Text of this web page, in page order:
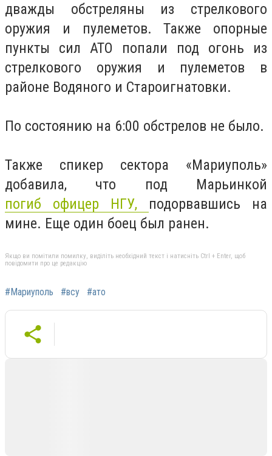
дважды обстреляны из стрелкового
оружия и пулеметов. Также опорные
пункты сил АТО попали под огонь из
стрелкового оружия и пулеметов в
районе Водяного и Староигнатовки.
По состоянию на 6:00 обстрелов не было.
Также спикер сектора «Мариуполь»
добавила, что под Марьинкой
погиб офицер НГУ, подорвавшись на
мине. Еще один боец был ранен.
Якщо ви помітили помилку, виділіть необхідний текст і натисніть Ctrl + Enter, щоб
повідомити про це редакцію
#Мариуполь #всу #ато